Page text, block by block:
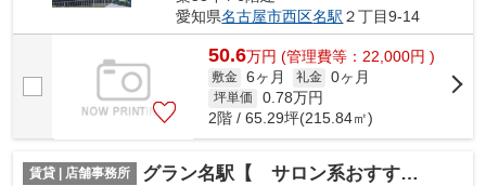
愛知県名古屋市西区名駅 ２丁目9-14
50.6万円 (管理費等：22,000円 )
敷金 6ヶ月 礼金 0ヶ月
坪単価 0.78万円
2階 / 65.29坪(215.84㎡)
賃貸 | 店舗事務所 グラン名駅【 サロン系おすすめ 】